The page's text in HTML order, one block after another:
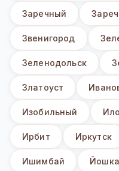
Заречный
Звенигород
Зеленодольск
Златоуст
Изобильный
Ирбит Иркутск
Ишимбай